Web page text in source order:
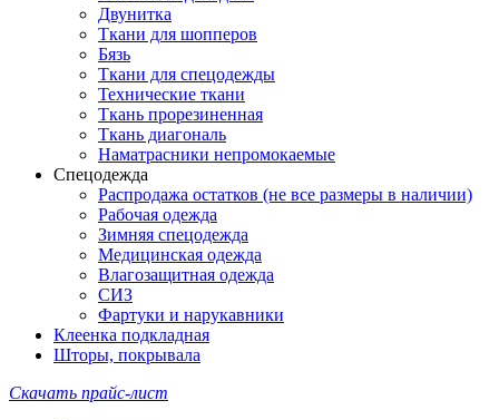
Двунитка
Ткани для шопперов
Бязь
Ткани для спецодежды
Технические ткани
Ткань прорезиненная
Ткань диагональ
Наматрасники непромокаемые
Спецодежда
Распродажа остатков (не все размеры в наличии)
Рабочая одежда
Зимняя спецодежда
Медицинская одежда
Влагозащитная одежда
СИЗ
Фартуки и нарукавники
Клеенка подкладная
Шторы, покрывала
Скачать прайс-лист